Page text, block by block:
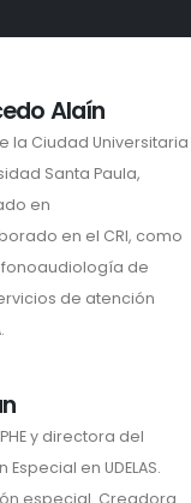
Alaín
la Ciudad Universitaria
Santa Paula,
en
en el CRI, como
de
de atención
y directora del
en UDELAS.
especial. Creadora